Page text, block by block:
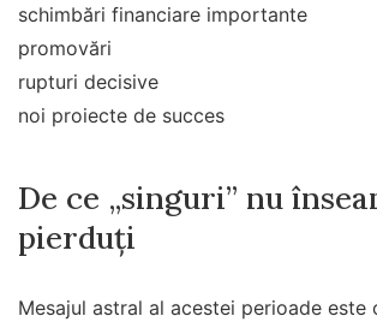
schimbări financiare importante
promovări
rupturi decisive
noi proiecte de succes
De ce „singuri” nu
pierduți
Mesajul astral al acestei perioade este